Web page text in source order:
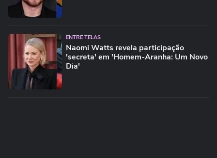
ENTRE TELAS
Naomi Watts revela participação
'secreta' em 'Homem-Aranha: Um Novo
Dia'